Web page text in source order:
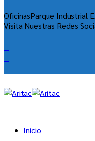
OficinasParque Industrial
Visita Nuestras Redes
Inicio